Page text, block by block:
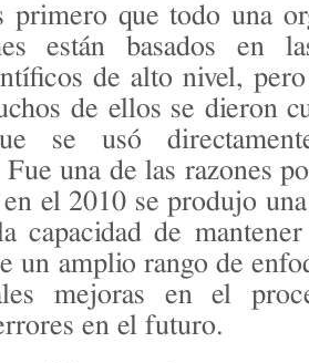
primero que todo una
están basados en
de alto nivel,
de ellos se dieron
se usó
una de las razones
el 2010 se produjo
capacidad de
un amplio rango de
mejoras en el
en el futuro.